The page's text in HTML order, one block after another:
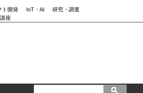
ト開発 IoT・AI
研究・調査
座